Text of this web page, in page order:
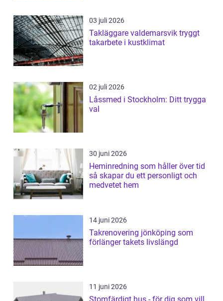
03 juli 2026
Takläggare valdemarsvik tryggt
takarbete i kustklimat
02 juli 2026
Låssmed i Stockholm: Ditt trygga
val
30 juni 2026
Heminredning som håller över tid
så skapar du ett personligt och
medvetet hem
14 juni 2026
Takrenovering jönköping som
förlänger takets livslängd
11 juni 2026